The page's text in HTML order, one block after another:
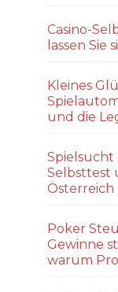
Casino-
lassen Sie
Kleines
und die
Spielsucht
Selbsttest
Österreich
Poker
Gewinne
warum